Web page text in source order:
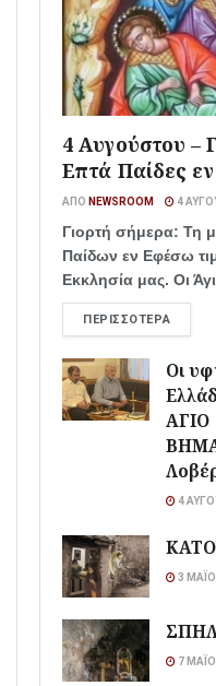
4 Αυγούστου –
Επτά Παίδες
ΑΠΌ NEWSROOM 4
Γιορτή σήμερα: Τη
Παίδων εν Εφέσω
Εκκλησία μας. Οι
ΠΕΡΙΣΣΌΤΕΡΑ
Οι
ΑΓΙΟ
4
3
7